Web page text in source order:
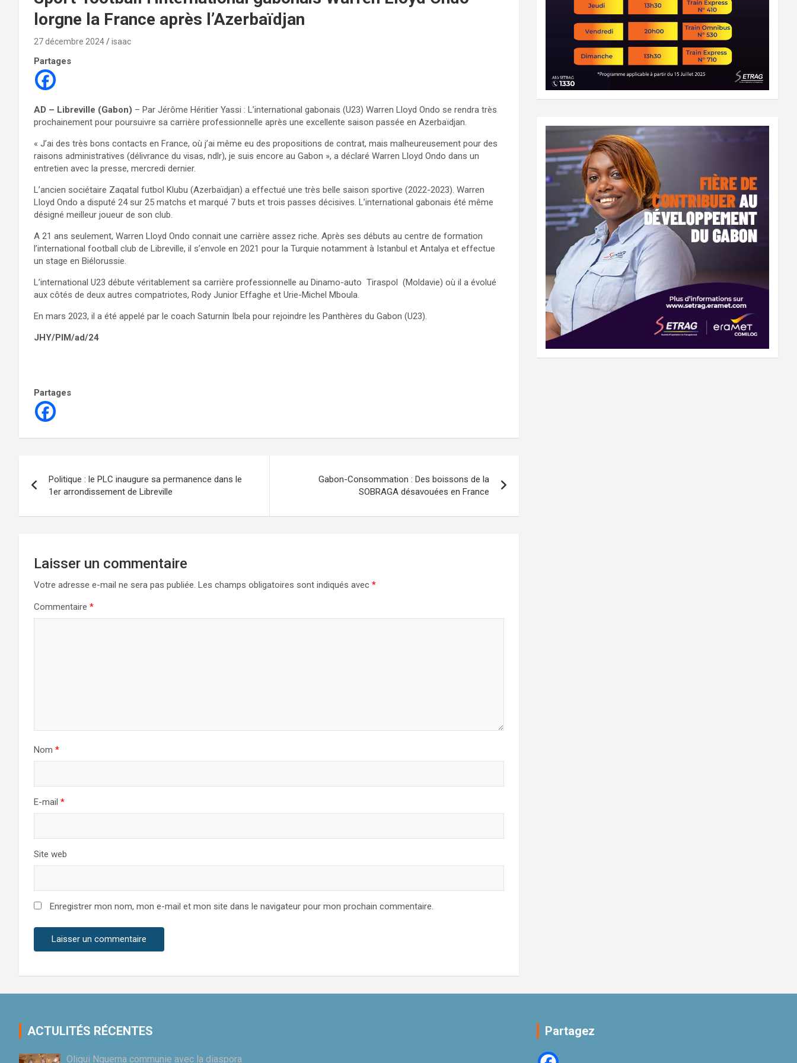
lorgne la France après l’Azerbaïdjan
27 décembre 2024 isaac
Partages
AD – Libreville (Gabon) – Par Jérôme Héritier Yassi : L’international gabonais (U23) Warren Lloyd Ondo se rendra très
prochainement pour poursuivre sa carrière professionnelle après une excellente saison passée en Azerbaïdjan.
« J’ai des très bons contacts en France, où j’ai même eu des propositions de contrat, mais malheureusement pour des
raisons administratives (délivrance du visas, ndlr), je suis encore au Gabon », a déclaré Warren Lloyd Ondo dans un
entretien avec la presse, mercredi dernier.
L’ancien sociétaire Zaqatal futbol Klubu (Azerbaïdjan) a effectué une très belle saison sportive (2022-2023). Warren
Lloyd Ondo a disputé 24 sur 25 matchs et marqué 7 buts et trois passes décisives. L’international gabonais été même
désigné meilleur joueur de son club.
A 21 ans seulement, Warren Lloyd Ondo connait une carrière assez riche. Après ses débuts au centre de formation
l’international football club de Libreville, il s’envole en 2021 pour la Turquie notamment à Istanbul et Antalya et effectue
un stage en Biélorussie.
L’international U23 débute véritablement sa carrière professionnelle au Dinamo-auto Tiraspol (Moldavie) où il a évolué
aux côtés de deux autres compatriotes, Rody Junior Effaghe et Urie-Michel Mboula.
En mars 2023, il a été appelé par le coach Saturnin Ibela pour rejoindre les Panthères du Gabon (U23).
JHY/PIM/ad/24
Partages
de
l’article
Politique : le PLC inaugure sa permanence dans le
1er arrondissement de Libreville
Gabon-Consommation : Des boissons de la
SOBRAGA désavouées en France
Laisser un commentaire
Votre adresse e-mail ne sera pas publiée. Les champs obligatoires sont indiqués avec *
Commentaire *
Nom *
E-mail *
Site web
Enregistrer mon nom, mon e-mail et mon site dans le navigateur pour mon prochain commentaire.
ACTULITÉS RÉCENTES
Oligui Nguema communie avec la diaspora
Partagez